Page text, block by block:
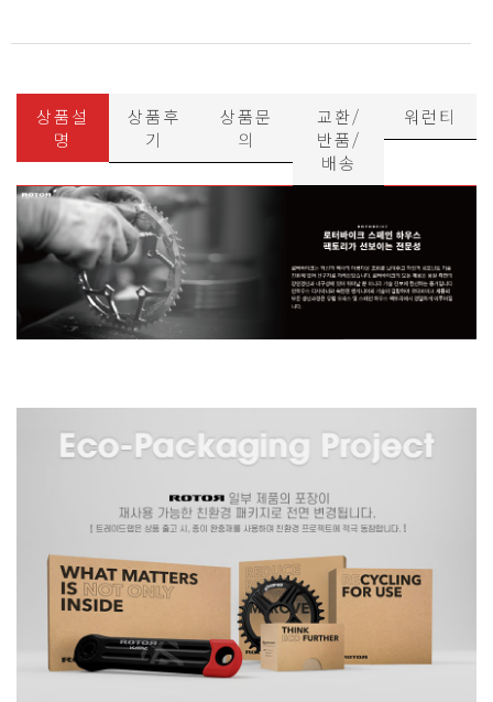
상품설
명
상품후
기
상품문
의
교환/
반품/
배송
워런티